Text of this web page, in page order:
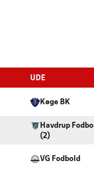
UDE
Køge BK
Havdrup
(2)
VG Fodbold